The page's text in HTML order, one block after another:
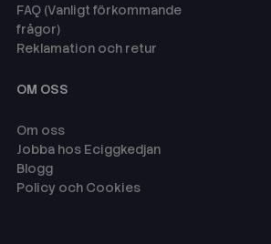
FAQ (Vanligt förkommande
frågor)
Reklamation och retur
OM OSS
Om oss
Jobba hos Eciggkedjan
Blogg
Policy och Cookies